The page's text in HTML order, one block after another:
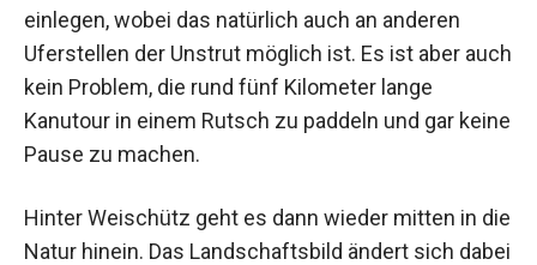
einlegen, wobei das natürlich auch an anderen
Uferstellen der Unstrut möglich ist. Es ist aber auch
kein Problem, die rund fünf Kilometer lange
Kanutour in einem Rutsch zu paddeln und gar keine
Pause zu machen.
Hinter Weischütz geht es dann wieder mitten in die
Natur hinein. Das Landschaftsbild ändert sich dabei